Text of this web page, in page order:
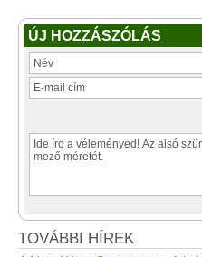
ÚJ HOZZÁSZÓLÁS
TOVÁBBI HÍREK